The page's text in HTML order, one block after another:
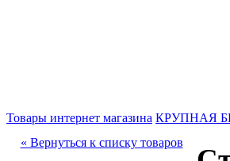
Товары интернет магазина КРУПНАЯ
« Вернуться к списку товаров